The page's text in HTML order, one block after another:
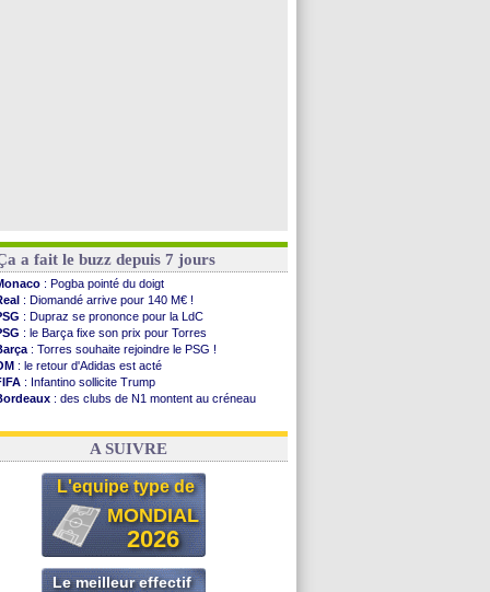
a fait le buzz depuis 7 jours
: Pogba pointé du doigt
: Diomandé arrive pour 140 M€ !
: Dupraz se prononce pour la LdC
: le Barça fixe son prix pour Torres
: Torres souhaite rejoindre le PSG !
: le retour d'Adidas est acté
: Infantino sollicite Trump
: des clubs de N1 montent au créneau
: le démenti de Leipzig pour Diomandé
A SUIVRE
L'equipe type de
MONDIAL
2026
Le meilleur effectif